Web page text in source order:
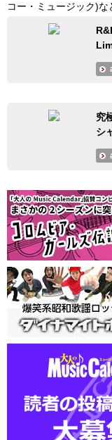
コー・ミュージック)な
究
シ